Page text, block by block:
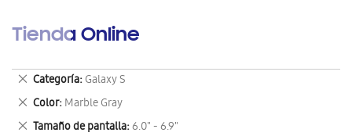
Tienda Online
Categoría Galaxy S
Eliminar
este
artículo
Color Marble Gray
Eliminar
este
Tamaño de pantalla 6.0" - 6.9"
Eliminar